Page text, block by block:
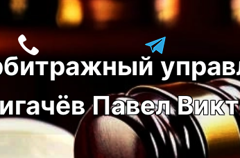
игачёв Павел